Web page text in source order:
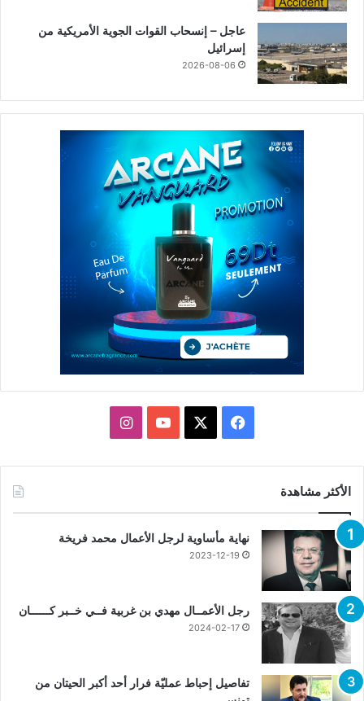
عاجل – إنسحاب القوات الجوية الأمريكية من
إسرائيل
2026-08-06
فيسبوك يوتيوبانستقرام
الأكثر مشاهدة
نهاية مأساوية لرجل الأعمال محمد فريخة
2023-12-19
رجل الأعمــال مهدي بن غربية فــي خــبر كــــــان
2024-02-17
تفاصيل إحباط عمليّة فرار أحد أكبر الحيتان من